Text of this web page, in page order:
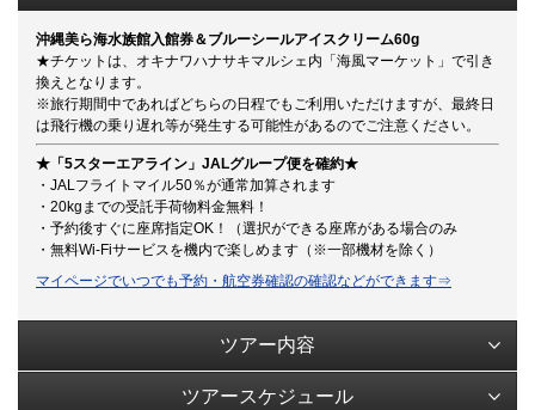
沖縄美ら海水族館入館券＆ブルーシールアイスクリーム60g
★チケットは、オキナワハナサキマルシェ内「海風マーケット」で引き
換えとなります。
※旅行期間中であればどちらの日程でもご利用いただけますが、最終日
は飛行機の乗り遅れ等が発生する可能性があるのでご注意ください。
★「5スターエアライン」JALグループ便を確約★
・JALフライトマイル50％が通常加算されます
・20kgまでの受託手荷物料金無料！
・予約後すぐに座席指定OK！（選択ができる座席がある場合のみ
・無料Wi-Fiサービスを機内で楽しめます（※一部機材を除く）
マイページでいつでも予約・航空券確認の確認などができます⇒
ツアー内容
ツアースケジュール